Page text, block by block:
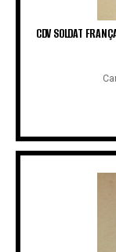
CDV SOLDAT